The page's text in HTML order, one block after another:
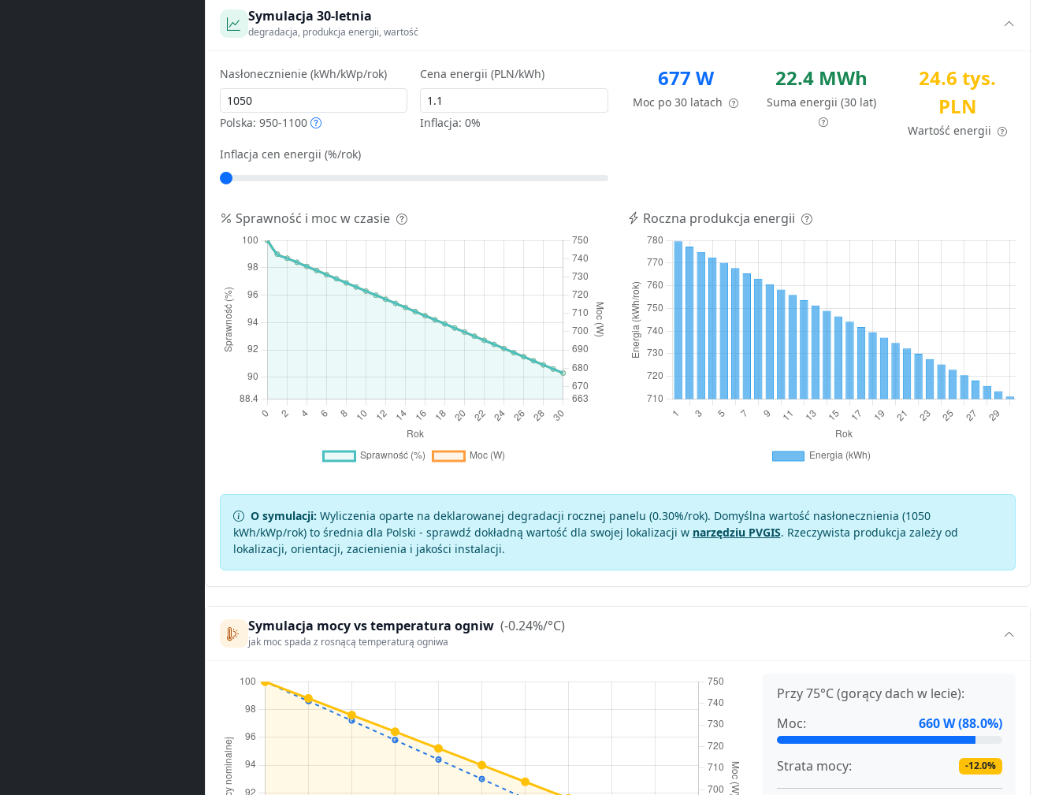
Symulacja 30-letnia
degradacja, produkcja energii, wartość
Nasłonecznienie (kWh/kWp/rok)
Polska: 950-1100
Cena energii (PLN/kWh)
Inflacja:0%
Inflacja cen energii (%/rok)
677 W
Moc po 30 latach
22.4 MWh
Suma energii (30 lat)
24.6 tys.
PLN
Wartość energii
Sprawność i moc w czasie Roczna produkcja energii
O symulacji: Wyliczenia oparte na deklarowanej degradacji rocznej panelu (0.30%/rok). Domyślna wartość nasłonecznienia (1050
kWh/kWp/rok) to średnia dla Polski - sprawdź dokładną wartość dla swojej lokalizacji w narzędziu PVGIS. Rzeczywista produkcja zależy od
lokalizacji, orientacji, zacienienia i jakości instalacji.
Symulacja mocy vs temperatura ogniw (-0.24%/°C)
jak moc spada z rosnącą temperaturą ogniwa
Przy 75°C (gorący dach w lecie):
Moc:
660 W (88.0%)
Strata mocy: -12.0%